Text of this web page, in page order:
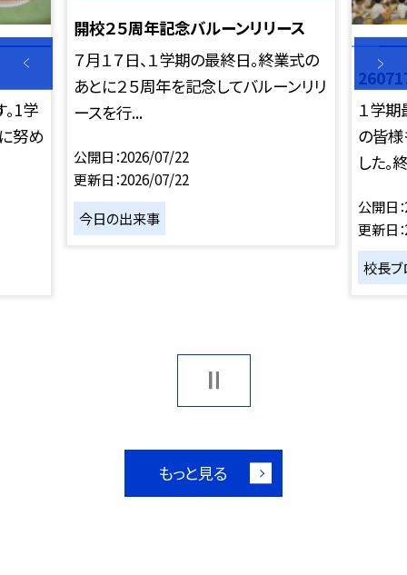
1学
努め
開校２５周年記念バルーンリリース
７月１７日、１学期の最終日。終業式の
あとに２５周年を記念してバルーンリリ
ースを行...
公開日 2026/07/22
更新日 2026/07/22
今日の出来事
１学
の皆様
した。
公開日
更新日
校長ブ
もっと見る